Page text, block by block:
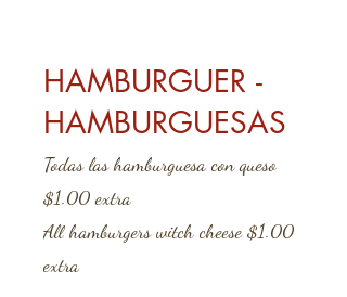
HAMBURGUER -
HAMBURGUESAS
Todas las hamburguesa con queso
$1.00 extra
All hamburgers witch cheese $1.00
extra